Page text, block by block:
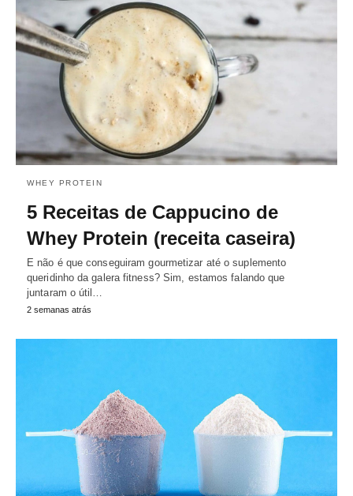
WHEY PROTEIN
5 Receitas de Cappucino de
Whey Protein (receita caseira)
E não é que conseguiram gourmetizar até o suplemento
queridinho da galera fitness? Sim, estamos falando que
juntaram o útil…
2 semanas atrás